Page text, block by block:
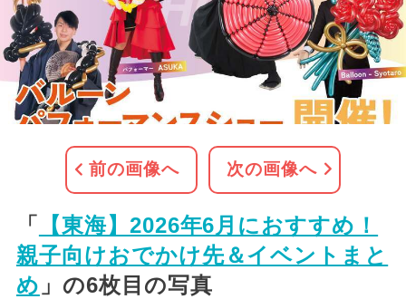
前の画像へ 次の画像へ
「
【東海】2026年6月におすすめ！
親子向けおでかけ先＆イベントまと
め 」の6枚目の写真